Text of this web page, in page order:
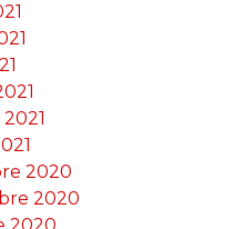
2020
2020